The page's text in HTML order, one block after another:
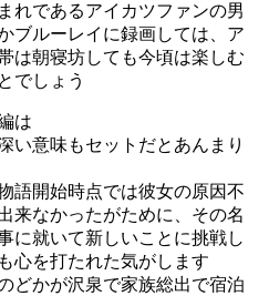
れであるアイカツファンの男
ブルーレイに録画しては、ア
は朝寝坊しても今頃は楽しむ
でしょう
は
い意味もセットだとあんまり
語開始時点では彼女の原因不
来なかったがために、その名
に就いて新しいことに挑戦し
心を打たれた気がします
どかが沢泉で家族総出で宿泊